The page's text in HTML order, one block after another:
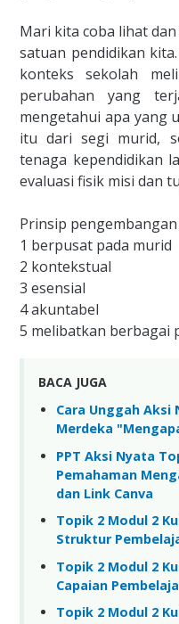
Mari kita coba lihat
satuan pendidikan
konteks sekolah
perubahan yang
mengetahui apa yang
itu dari segi murid,
tenaga kependidikan
evaluasi fisik misi dan
Prinsip
1 berpusat pada murid
2 kontekstual
3 esensial
4 akuntabel
5 melibatkan berbagai
BACA JUGA
Cara Unggah Aksi
Merdeka
PPT Aksi Nyata
Pemahaman
dan Link Canva
Topik 2 Modul 2
Struktur
Topik 2 Modul 2
Capaian
Topik 2 Modul 2